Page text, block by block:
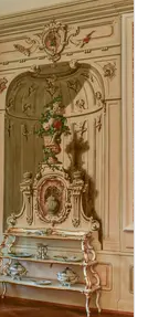
zdarma
zdarma
zdarma